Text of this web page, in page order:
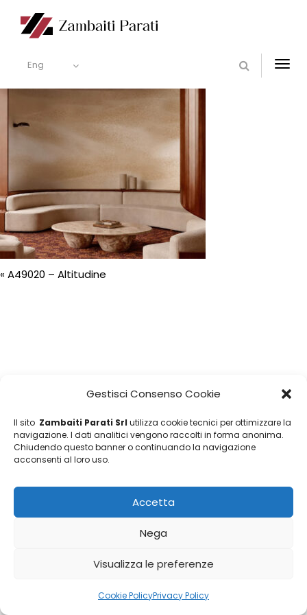
Gestisci Consenso Cookie
Il sito Zambaiti Parati Srl utilizza cookie tecnici per ottimizzare la
navigazione. I dati analitici vengono raccolti in forma anonima.
Chiudendo questo banner o continuando la navigazione
acconsenti al loro uso.
Accetta
Nega
Visualizza le preferenze
Cookie PolicyPrivacy Policy
Eng
« A49020 – Altitudine